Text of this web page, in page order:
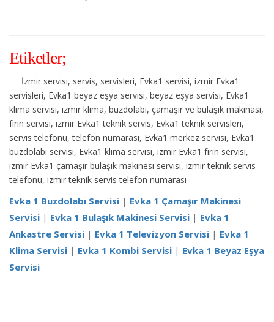
Etiketler;
İzmir servisi, servis, servisleri, Evka1 servisi, izmir Evka1
servisleri, Evka1 beyaz eşya servisi, beyaz eşya servisi, Evka1
klima servisi, izmir klima, buzdolabı, çamaşır ve bulaşık makinası,
fırın servisi, izmir Evka1 teknik servis, Evka1 teknik servisleri,
servis telefonu, telefon numarası, Evka1 merkez servisi, Evka1
buzdolabı servisi, Evka1 klima servisi, izmir Evka1 fırın servisi,
izmir Evka1 çamaşır bulaşık makinesi servisi, izmir teknik servis
telefonu, izmir teknik servis telefon numarası
Evka 1 Buzdolabı Servisi | Evka 1 Çamaşır Makinesi
Servisi | Evka 1 Bulaşık Makinesi Servisi | Evka 1
Ankastre Servisi | Evka 1 Televizyon Servisi | Evka 1
Klima Servisi | Evka 1 Kombi Servisi | Evka 1 Beyaz Eşya
Servisi